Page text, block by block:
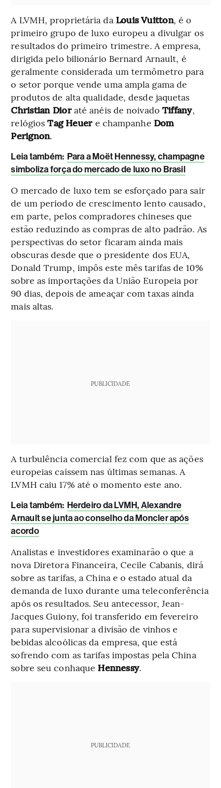
A LVMH, proprietária da Louis Vuitton, é o
primeiro grupo de luxo europeu a divulgar os
resultados do primeiro trimestre. A empresa,
dirigida pelo bilionário Bernard Arnault, é
geralmente considerada um termômetro para
o setor porque vende uma ampla gama de
produtos de alta qualidade, desde jaquetas
Christian Dioraté anéis de noivado Tiffany,
relógiosTag Heuere champanhe Dom
Perignon.
Leia também: Para a Moët Hennessy, champagne
simboliza força do mercado de luxo no Brasil
O mercado de luxo tem se esforçado para sair
de um período de crescimento lento causado,
em parte, pelos compradores chineses que
estão reduzindo as compras de alto padrão. As
perspectivas do setor ficaram ainda mais
obscuras desde que o presidente dos EUA,
Donald Trump, impôs este mês tarifas de 10%
sobre as importações da União Europeia por
90 dias, depois de ameaçar com taxas ainda
mais altas.
PUBLICIDADE
A turbulência comercial fez com que as ações
europeias caíssem nas últimas semanas. A
LVMH caiu 17% até o momento este ano.
Leia também: Herdeiro da LVMH, Alexandre
Arnault se junta ao conselho da Moncler após
acordo
Analistas e investidores examinarão o que a
nova Diretora Financeira, Cecile Cabanis, dirá
sobre as tarifas, a China e o estado atual da
demanda de luxo durante uma teleconferência
após os resultados. Seu antecessor, Jean-
Jacques Guiony, foi transferido em fevereiro
para supervisionar a divisão de vinhos e
bebidas alcoólicas da empresa, que está
sofrendo com as tarifas impostas pela China
sobre seu conhaque Hennessy.
PUBLICIDADE